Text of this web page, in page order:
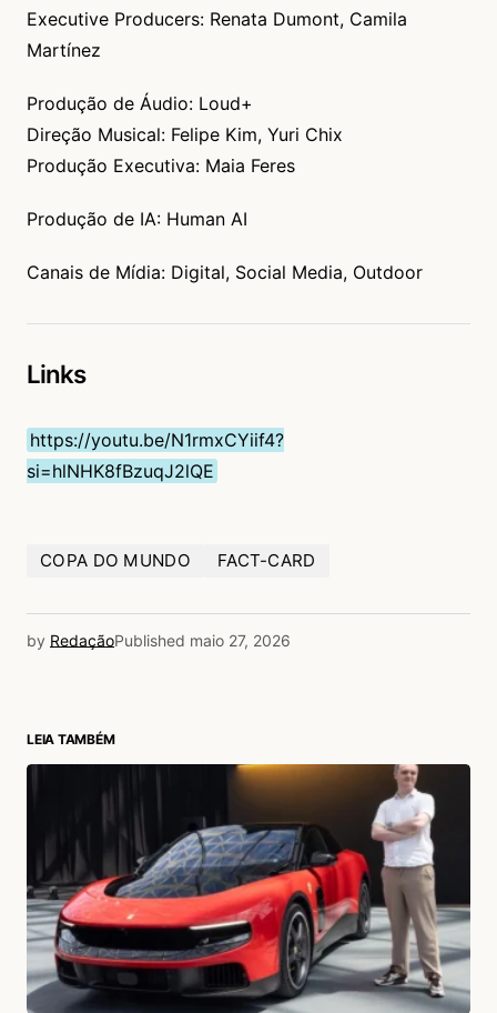
Executive Producers: Renata Dumont, Camila
Martínez
Produção de Áudio: Loud+
Direção Musical: Felipe Kim, Yuri Chix
Produção Executiva: Maia Feres
Produção de IA: Human AI
Canais de Mídia: Digital, Social Media, Outdoor
Links
https://youtu.be/N1rmxCYiif4?
si=hlNHK8fBzuqJ2lQE
COPA DO MUNDO FACT-CARD
by RedaçãoPublished maio 27, 2026
LEIA TAMBÉM